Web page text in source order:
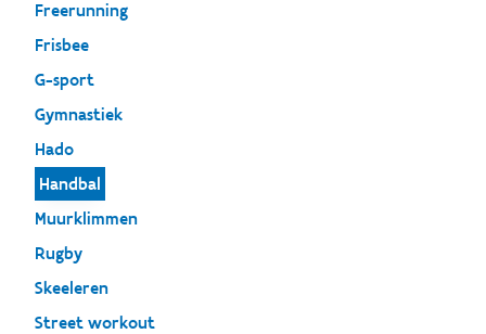
Freerunning
Frisbee
G-sport
Gymnastiek
Hado
Handbal
Muurklimmen
Rugby
Skeeleren
Street workout